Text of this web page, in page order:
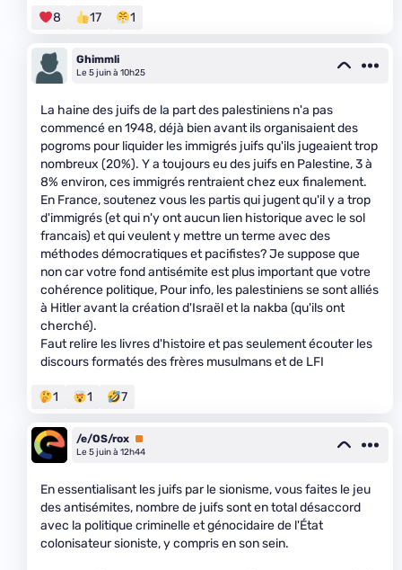
8 17 1
Ghimmli
Le 5 juin à 10h25
La haine des juifs de la part des palestiniens n'a pas
commencé en 1948, déjà bien avant ils organisaient des
pogroms pour liquider les immigrés juifs qu'ils jugeaient trop
nombreux (20%). Y a toujours eu des juifs en Palestine, 3 à
8% environ, ces immigrés rentraient chez eux finalement.
En France, soutenez vous les partis qui jugent qu'il y a trop
d'immigrés (et qui n'y ont aucun lien historique avec le sol
francais) et qui veulent y mettre un terme avec des
méthodes démocratiques et pacifistes? Je suppose que
non car votre fond antisémite est plus important que votre
cohérence politique, Pour info, les palestiniens se sont alliés
à Hitler avant la création d'Israël et la nakba (qu'ils ont
cherché).
Faut relire les livres d'histoire et pas seulement écouter les
discours formatés des frères musulmans et de LFI
1 1 7
/e/OS/rox Premium
Le 5 juin à 12h44
En essentialisant les juifs par le sionisme, vous faites le jeu
des antisémites, nombre de juifs sont en total désaccord
avec la politique criminelle et génocidaire de l'État
colonisateur sioniste, y compris en son sein.